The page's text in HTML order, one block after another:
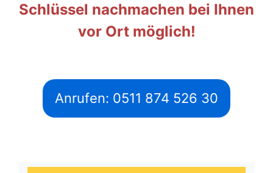
Schlüssel nachmachen bei Ihnen
vor Ort möglich!
Anrufen: 0511 874 526 30